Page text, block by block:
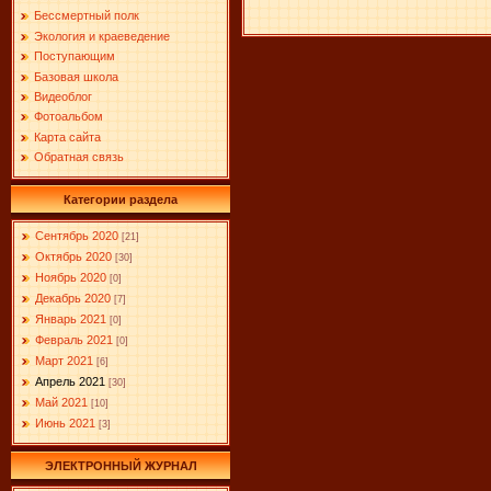
Бессмертный полк
Экология и краеведение
Поступающим
Базовая школа
Видеоблог
Фотоальбом
Карта сайта
Обратная связь
Категории раздела
Сентябрь 2020 [21]
Октябрь 2020 [30]
Ноябрь 2020 [0]
Декабрь 2020 [7]
Январь 2021 [0]
Февраль 2021 [0]
Март 2021 [6]
Апрель 2021 [30]
Май 2021 [10]
Июнь 2021 [3]
ЭЛЕКТРОННЫЙ ЖУРНАЛ